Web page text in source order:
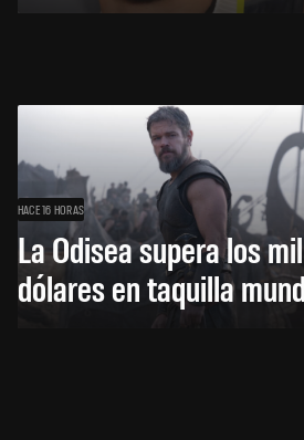
HACE 16 HORAS
La Odisea supera los
dólares en taquilla